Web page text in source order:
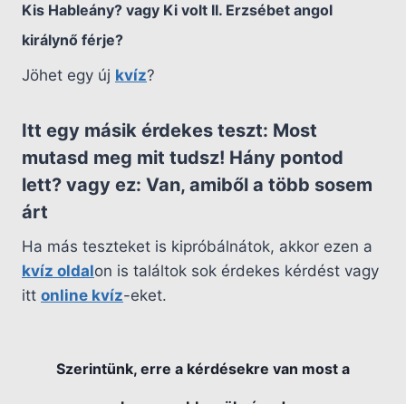
Kis Hableány? vagy Ki volt II. Erzsébet angol
királynő férje?
Jöhet egy új kvíz?
Itt egy másik érdekes teszt: Most
mutasd meg mit tudsz! Hány pontod
lett? vagy ez: Van, amiből a több sosem
árt
Ha más teszteket is kipróbálnátok, akkor ezen a
kvíz oldalon is találtok sok érdekes kérdést vagy
itt online kvíz-eket.
Szerintünk, erre a kérdésekre van most a